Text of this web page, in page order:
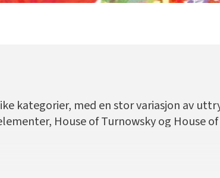
kategorier, med en stor variasjon av
House of Turnowsky og House of